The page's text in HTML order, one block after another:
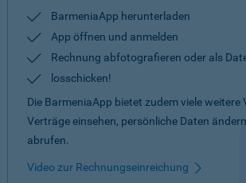
BarmeniaApp herunterladen
App öffnen und anmelden
Rechnung abfotografieren oder als
losschicken!
Die BarmeniaApp bietet zudem viele weitere
Verträge einsehen, persönliche Daten
abrufen.
Video zur Rechnungseinreichung